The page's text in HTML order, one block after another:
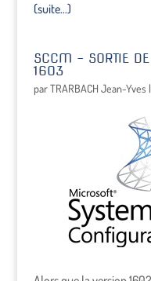
(suite…)
SCCM – SORTIE
1603
parTRARBACH Jean-Yves |